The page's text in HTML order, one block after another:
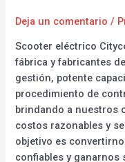
Deja un comentario /
Scooter eléctrico
fábrica y fabricantes
gestión, potente
procedimiento de
brindando a nuestros
costos razonables y
objetivo es
confiables y